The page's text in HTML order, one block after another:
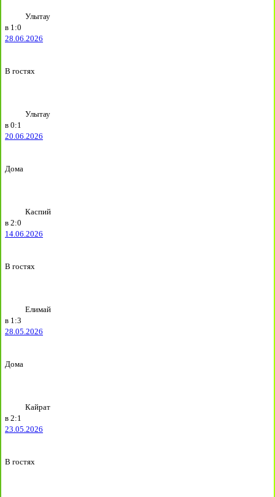
Улытау
в 1:0
28.06.2026
В гостях
Улытау
в 0:1
20.06.2026
Дома
Каспий
в 2:0
14.06.2026
В гостях
Елимай
в 1:3
28.05.2026
Дома
Кайрат
в 2:1
23.05.2026
В гостях